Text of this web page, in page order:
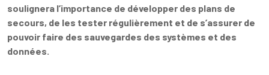
soulignera l’importance de développer des plans de
secours, de les tester régulièrement et de s’assurer de
pouvoir faire des sauvegardes des systèmes et des
données.